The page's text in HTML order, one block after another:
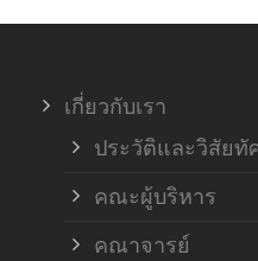
เกี่ยวกับเรา
ประวัติและวิสัยทั
คณะผู้บริหาร
คณาจารย์